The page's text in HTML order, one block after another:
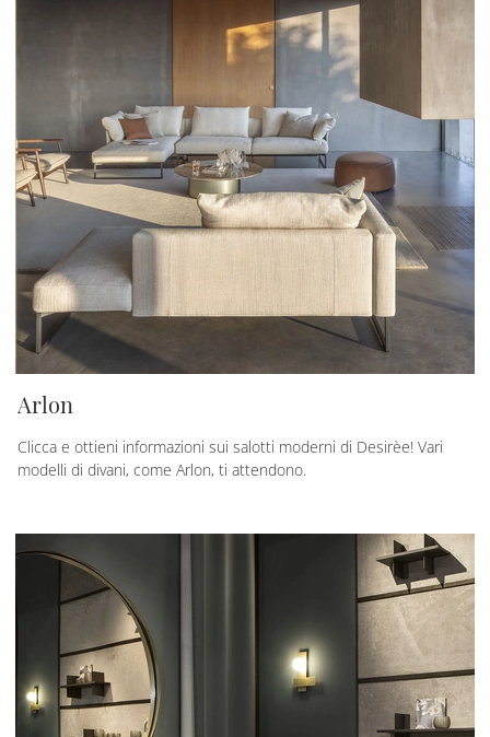
Arlon
Clicca e ottieni informazioni sui salotti moderni di Desirèe! Vari
modelli di divani, come Arlon, ti attendono.